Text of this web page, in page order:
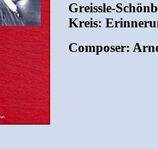
Greissle-
Kreis:
Composer: